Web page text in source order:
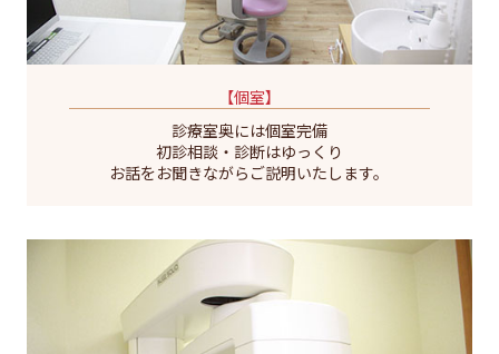
【個室】
診療室奥には個室完備
初診相談・診断はゆっくり
お話をお聞きながらご説明いたします。